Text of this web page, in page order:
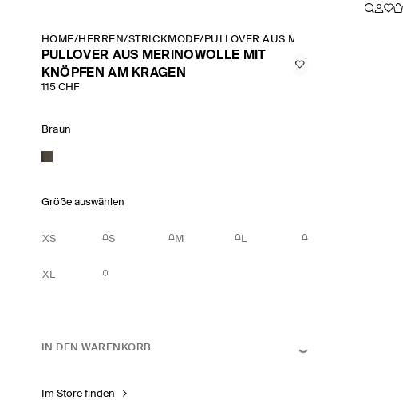
HOME/HERREN/STRICKMODE/ PULLOVER AUS MERINOWOLLE MIT
PULLOVER AUS MERINOWOLLE MIT
KNÖPFEN AM KRAGEN
115 CHF
Braun
Größe auswählen
XS S M L
XL
IN DEN WARENKORB
Im Store finden